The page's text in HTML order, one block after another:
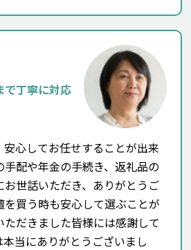
で丁寧に対応
心してお任せすることが出来
手配や年金の手続き、返礼品の
世話いただき、ありがとうご
を買う時も安心して選ぶことが
だきました皆様には感謝して
当にありがとうございまし